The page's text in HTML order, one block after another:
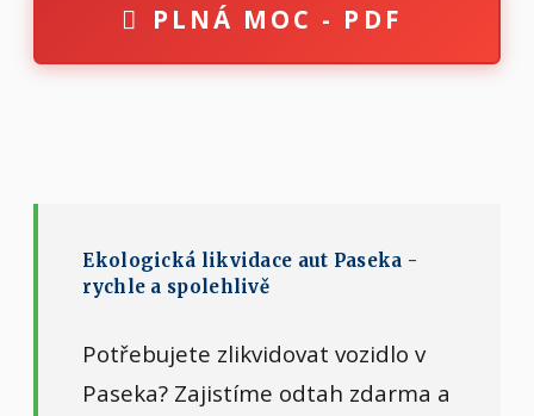
PLNÁ MOC - PDF
Ekologická likvidace aut Paseka -
rychle a spolehlivě
Potřebujete zlikvidovat vozidlo v
Paseka? Zajistíme odtah zdarma a